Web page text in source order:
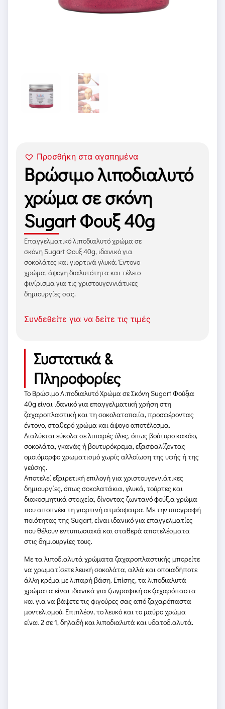
Προσθήκη στα αγαπημένα
Βρώσιμο λιποδιαλυτό
χρώμα σε σκόνη
Sugart Φουξ 40g
Επαγγελματικό λιποδιαλυτό χρώμα σε
σκόνη Sugart Φουξ 40g, ιδανικό για
σοκολάτες και γιορτινά γλυκά. Έντονο
χρώμα, άψογη διαλυτότητα και τέλειο
φινίρισμα για τις χριστουγεννιάτικες
δημιουργίες σας.
Συνδεθείτε για να δείτε τις τιμές
Συστατικά &
Πληροφορίες
Το Βρώσιμο Λιποδιαλυτό Χρώμα σε Σκόνη Sugart Φούξια
40g είναι ιδανικό για επαγγελματική χρήση στη
ζαχαροπλαστική και τη σοκολατοποιία, προσφέροντας
έντονο, σταθερό χρώμα και άψογο αποτέλεσμα.
Διαλύεται εύκολα σε λιπαρές ύλες, όπως βούτυρο κακάο,
σοκολάτα, γκανάς ή βουτυρόκρεμα, εξασφαλίζοντας
ομοιόμορφο χρωματισμό χωρίς αλλοίωση της υφής ή της
γεύσης.
Αποτελεί εξαιρετική επιλογή για χριστουγεννιάτικες
δημιουργίες, όπως σοκολατάκια, γλυκά, τούρτες και
διακοσμητικά στοιχεία, δίνοντας ζωντανό φούξια χρώμα
που αποπνέει τη γιορτινή ατμόσφαιρα. Με την υπογραφή
ποιότητας της Sugart, είναι ιδανικό για επαγγελματίες
που θέλουν εντυπωσιακά και σταθερά αποτελέσματα
στις δημιουργίες τους.
Με τα λιποδιαλυτά χρώματα ζαχαροπλαστικής μπορείτε
να χρωματίσετε λευκή σοκολάτα, αλλά και οποιαδήποτε
άλλη κρέμα με λιπαρή βάση. Επίσης, τα λιποδιαλυτά
χρώματα είναι ιδανικά για ζωγραφική σε ζαχαρόπαστα
και για να βάψετε τις φιγούρες σας από ζαχαρόπαστα
μοντελισμού. Επιπλέον, το λευκό και το μαύρο χρώμα
είναι 2 σε 1, δηλαδή και λιποδιαλυτά και υδατοδιαλυτά.